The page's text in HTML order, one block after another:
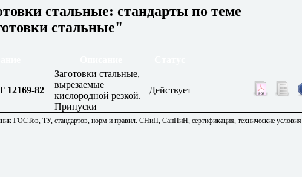
стальные: стандарты по теме
стальные"
12169-82
Заготовки стальные,
вырезаемые
кислородной резкой.
Припуски
Действует
ГОСТов, ТУ, стандартов, норм и правил. СНиП, СанПиН, сертификация, технические условия